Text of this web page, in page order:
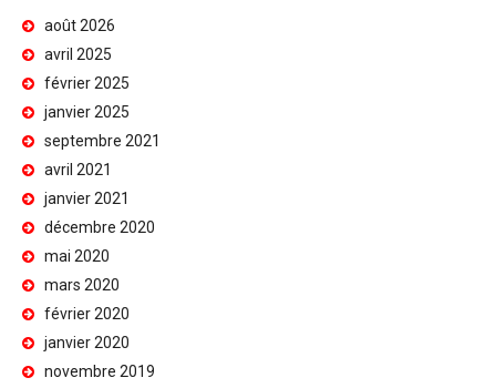
août 2026
avril 2025
février 2025
janvier 2025
septembre 2021
avril 2021
janvier 2021
décembre 2020
mai 2020
mars 2020
février 2020
janvier 2020
novembre 2019